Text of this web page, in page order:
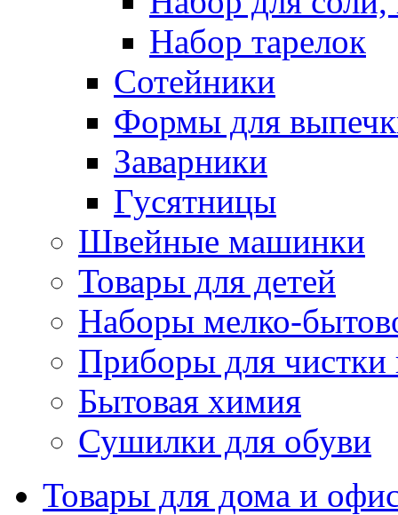
Набор тарелок
Сотейники
Формы для
Заварники
Гусятницы
Швейные машинки
Товары для детей
Наборы мелко-
Приборы для чистки
Бытовая химия
Сушилки для обуви
Товары для дома и